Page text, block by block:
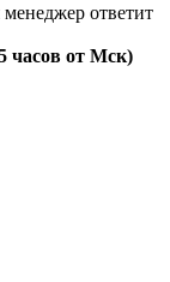
ответит
часов от Мск)